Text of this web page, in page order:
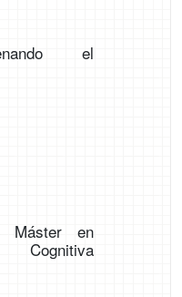
el
Máster en
Cognitiva